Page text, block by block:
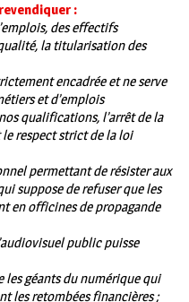
:
des effectifs
la titularisation des
encadrée et ne serve
et d’emplois
qualifications, l’arrêt de la
respect strict de la loi
permettant de résister aux
suppose de refuser que les
en officines de propagande
public puisse
les géants du numérique qui
les retombées financières ;